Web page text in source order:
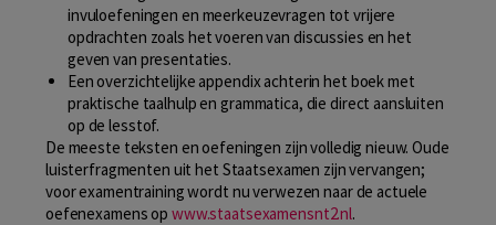
invuloefeningen en meerkeuzevragen tot vrijere
opdrachten zoals het voeren van discussies en het
geven van presentaties.
Een overzichtelijke appendix achterin het boek met
praktische taalhulp en grammatica, die direct aansluiten
op de lesstof.
De meeste teksten en oefeningen zijn volledig nieuw. Oude
luisterfragmenten uit het Staatsexamen zijn vervangen;
voor examentraining wordt nu verwezen naar de actuele
oefenexamens op www.staatsexamensnt2.nl.